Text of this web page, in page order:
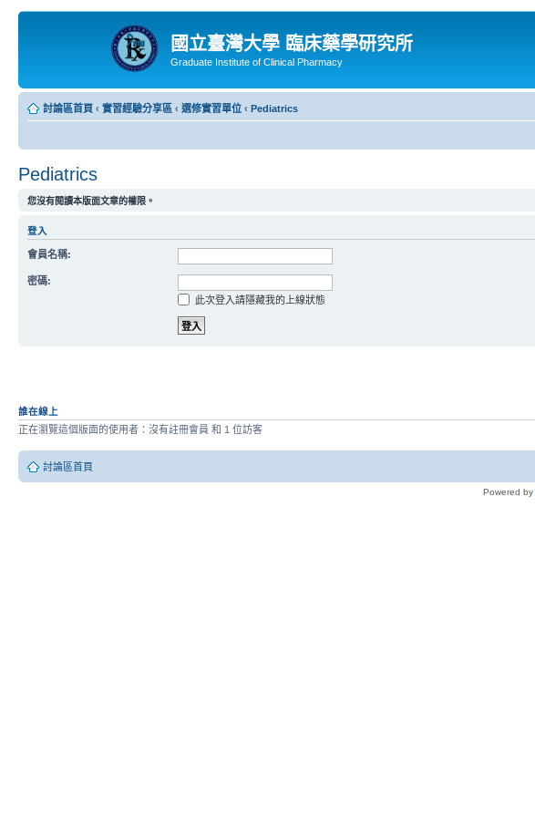
國立臺灣大學 臨床藥學研究所
Graduate Institute of Clinical Pharmacy
討論區首頁 ‹ 實習經驗分享區 ‹ 選修實習單位 ‹ Pediatrics
Pediatrics
您沒有閱讀本版面文章的權限。
登入
會員名稱:
密碼:
此次登入請隱藏我的上線狀態
誰在線上
正在瀏覽這個版面的使用者：沒有註冊會員 和 1 位訪客
討論區首頁
Powered by